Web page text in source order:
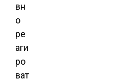
вн
о
ре
аги
ро
ват